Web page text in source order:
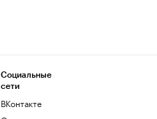
Социальные
сети
ВКонтакте